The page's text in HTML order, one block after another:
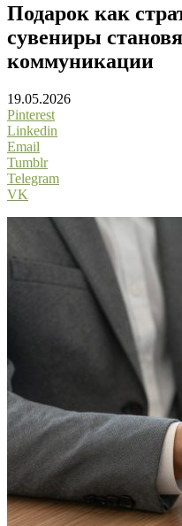
Подарок как
сувениры
коммуникации
19.05.2026
Pinterest
Linkedin
Email
Tumblr
Telegram
VK